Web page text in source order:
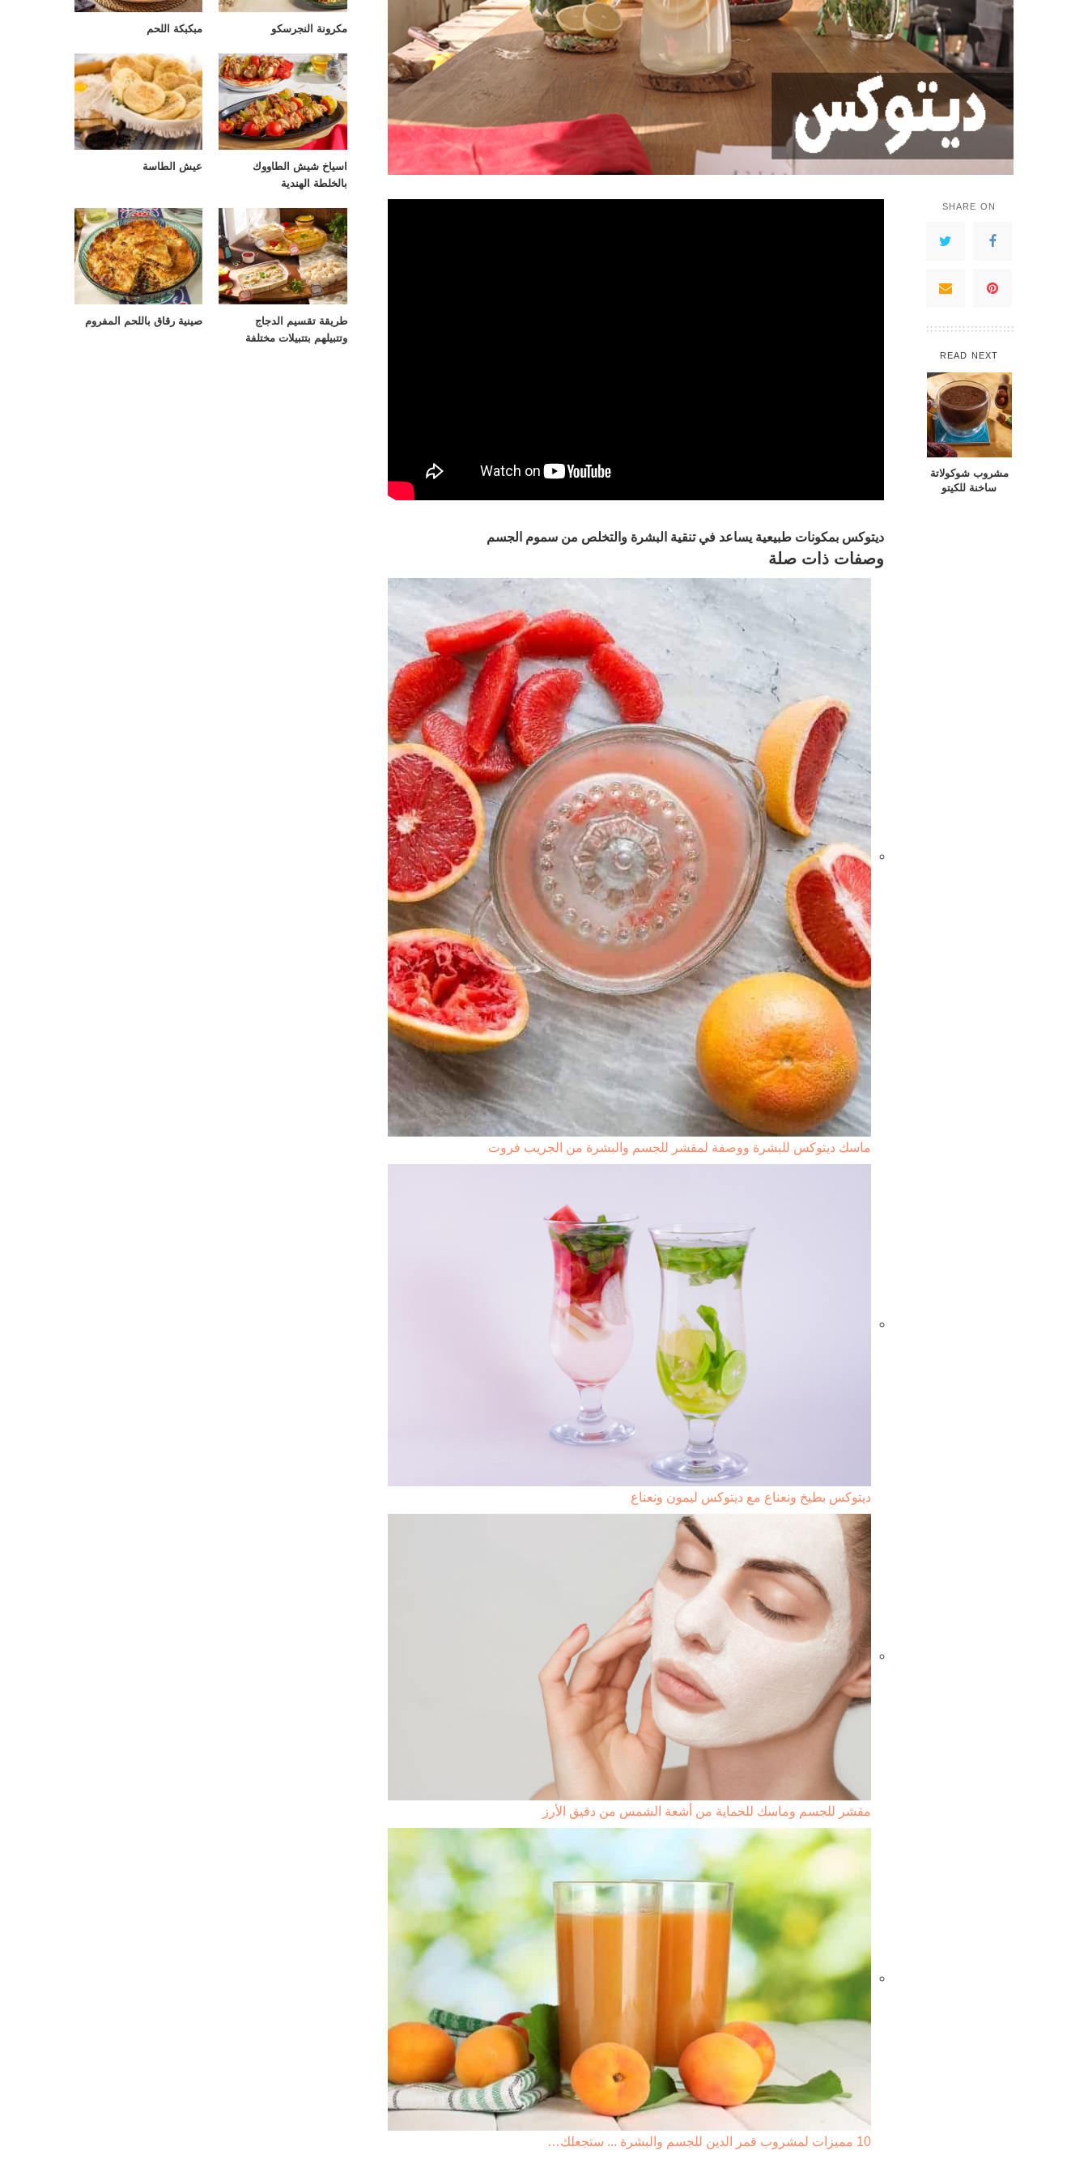
SHARE ON
READ NEXT
مشروب شوكولاتة
ساخنة للكيتو
ديتوكس بمكونات طبيعية يساعد في تنقية البشرة والتخلص من سموم الجسم
وصفات ذات صلة
ماسك ديتوكس للبشرة ووصفة لمقشر للجسم والبشرة من الجريب فروت
ديتوكس بطيخ ونعناع مع ديتوكس ليمون ونعناع
مقشر للجسم وماسك للحماية من أشعة الشمس من دقيق الأرز
10 مميزات لمشروب قمر الدين للجسم والبشرة ... ستجعلك…
مكرونة النجرسكو مبكبكة اللحم
اسياخ شيش الطاووك
بالخلطة الهندية
عيش الطاسة
طريقة تقسيم الدجاج
وتتبيلهم بتتبيلات مختلفة
صينية رقاق باللحم المفروم